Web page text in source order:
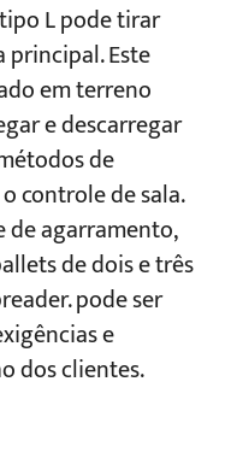
L pode tirar
principal. Este
em terreno
e descarregar
de
controle de sala.
de agarramento,
de dois e três
pode ser
e
dos clientes.